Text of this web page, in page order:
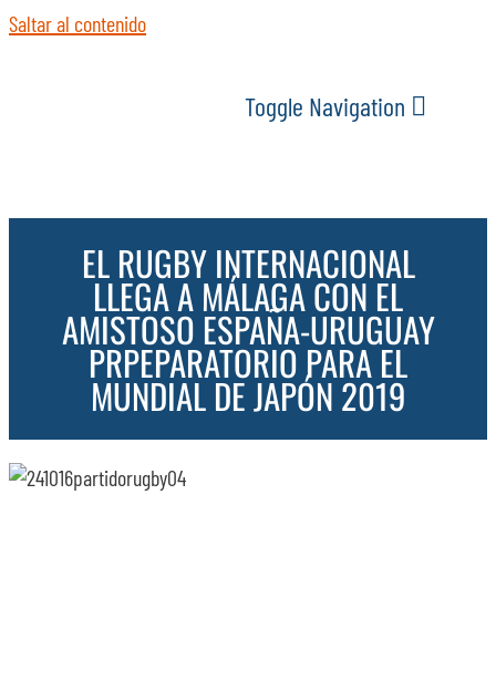
Saltar al contenido
Toggle Navigation
ACTUALIDAD
SERVICIOS
EVENTOS
EL RUGBY INTERNACIONAL
LLEGA A MÁLAGA CON EL
AMISTOSO ESPAÑA-URUGUAY
PRPEPARATORIO PARA EL
MUNDIAL DE JAPÓN 2019